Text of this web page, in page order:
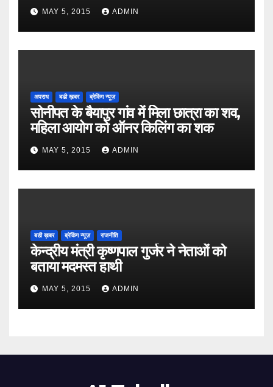
MAY 5, 2015 ADMIN
अपराध बडी ख़बर ब्रेकिंग न्यूज़
सोनीपत के बैयापुर गांव में मिला छात्रा का शव,
महिला आयोग को ऑनर किलिंग का शक
MAY 5, 2015 ADMIN
बडी ख़बर ब्रेकिंग न्यूज़ राजनीति
केन्द्रीय मंत्री कृष्णपाल गुर्जर ने नेताओं को
बताया मदमस्त हाथी
MAY 5, 2015 ADMIN